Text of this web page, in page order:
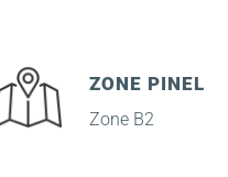
ZONE PINEL
Zone B2